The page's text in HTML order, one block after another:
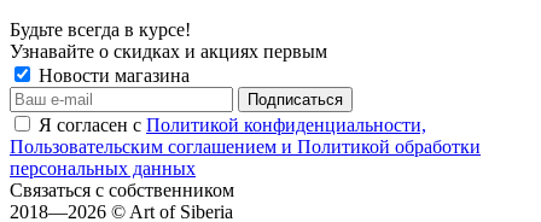
Будьте всегда в курсе!
Узнавайте о скидках и акциях первым
Новости магазина
Я согласен с Политикой конфиденциальности,
Пользовательским соглашением и Политикой обработки
персональных данных
Связаться с собственником
2018—2026 © Art of Siberia